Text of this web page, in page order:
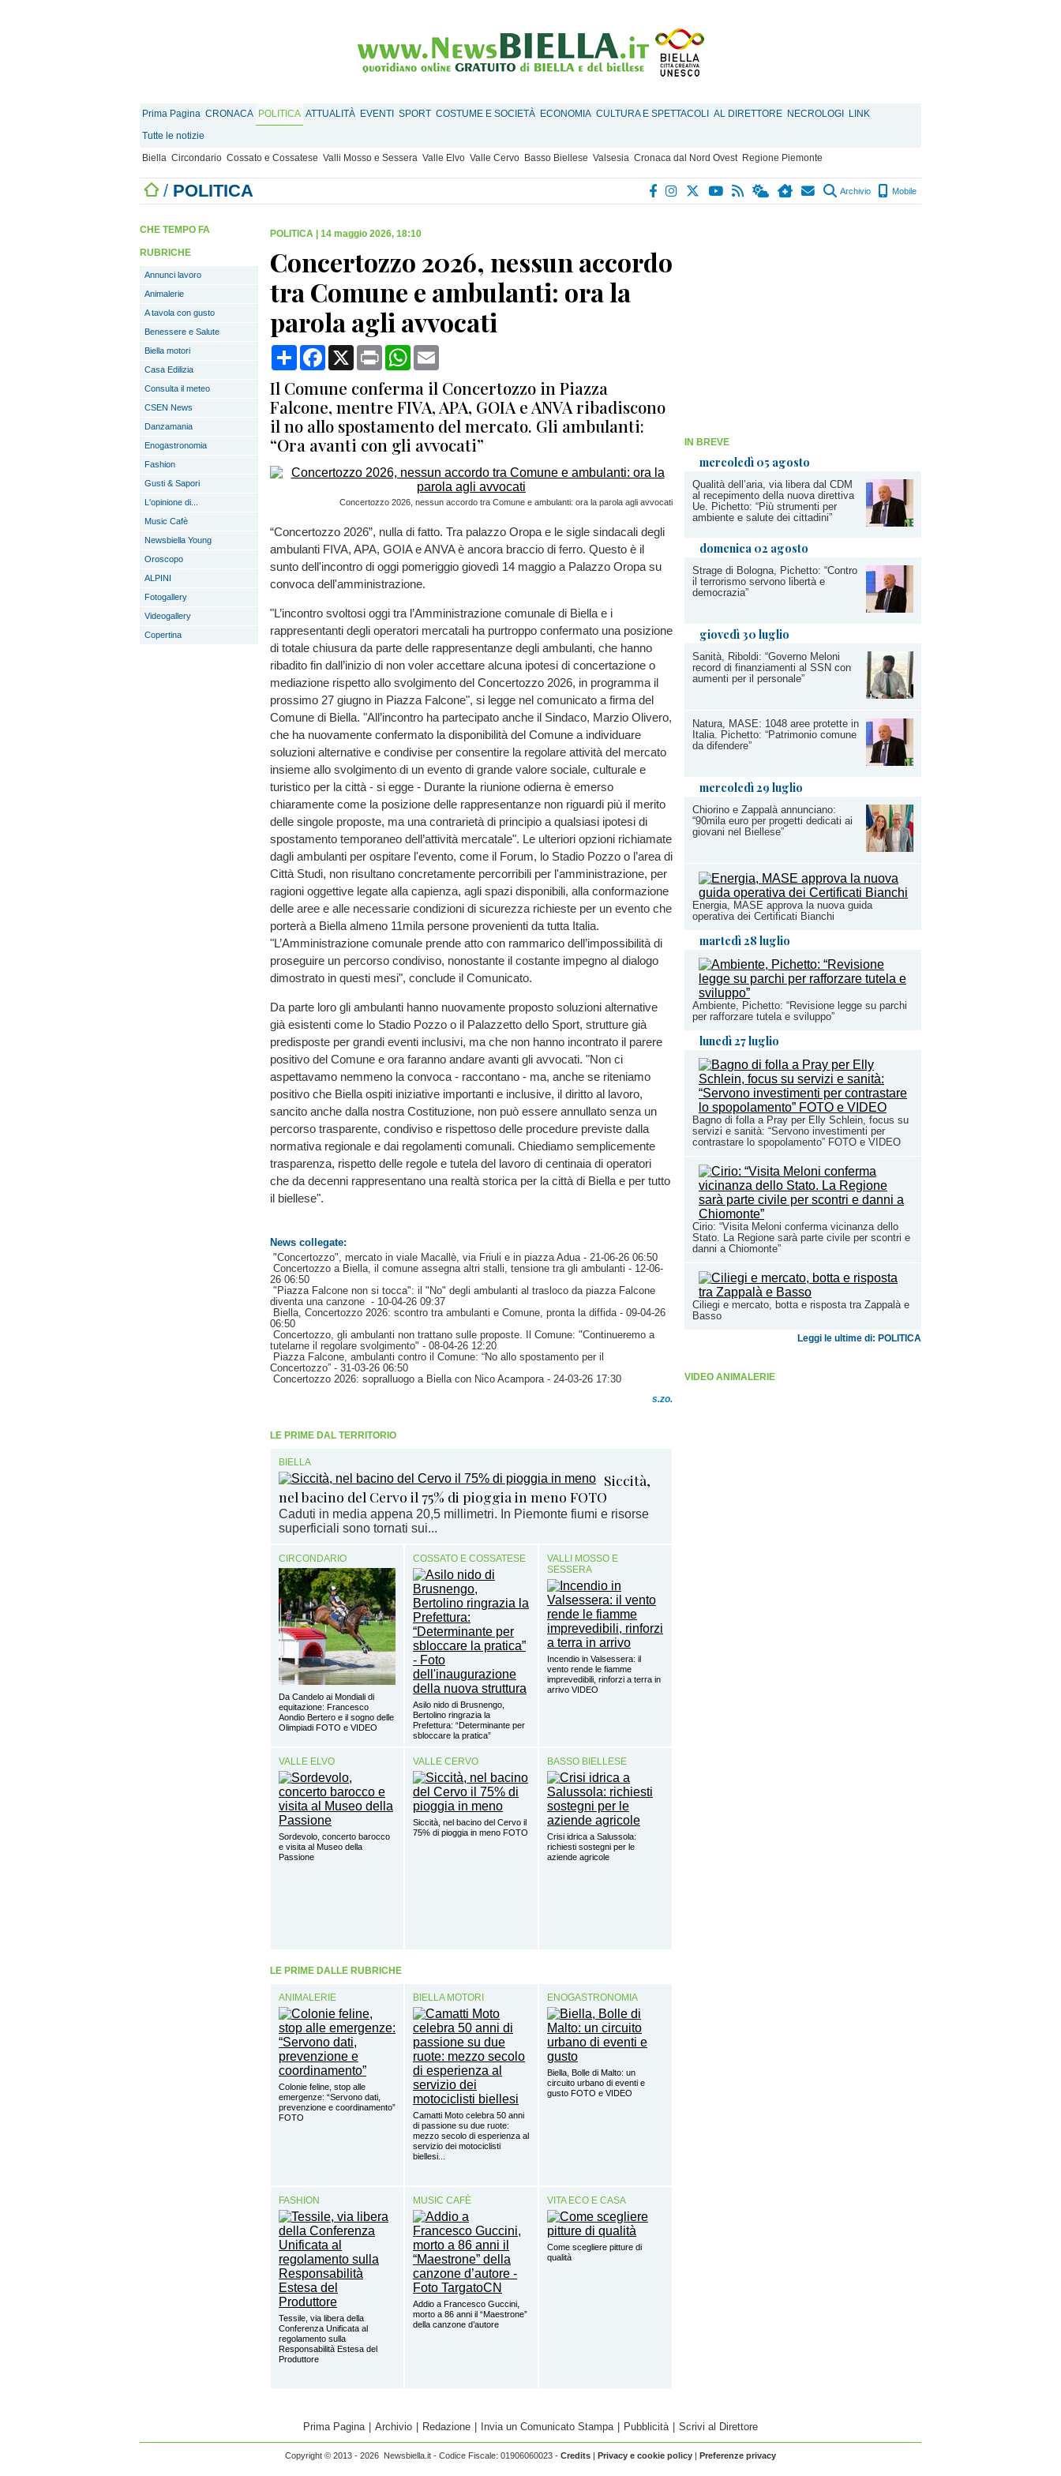
Prima Pagina CRONACA POLITICA ATTUALITÀ EVENTI SPORT COSTUME E SOCIETÀ ECONOMIA CULTURA E SPETTACOLI AL DIRETTORE NECROLOGI
LINK
Tutte le notizie
Biella Circondario Cossato e Cossatese Valli Mosso e Sessera Valle Elvo Valle Cervo Basso Biellese Valsesia Cronaca dal Nord Ovest Regione Piemonte
/ POLITICA Archivio Mobile
IN BREVE
mercoledì 05 agosto
Qualità dell’aria, via libera dal CDM
al recepimento della nuova direttiva
Ue. Pichetto: “Più strumenti per
ambiente e salute dei cittadini”
domenica 02 agosto
Strage di Bologna, Pichetto: “Contro
il terrorismo servono libertà e
democrazia”
giovedì 30 luglio
Sanità, Riboldi: “Governo Meloni
record di finanziamenti al SSN con
aumenti per il personale”
Natura, MASE: 1048 aree protette in
Italia. Pichetto: “Patrimonio comune
da difendere”
mercoledì 29 luglio
Chiorino e Zappalà annunciano:
“90mila euro per progetti dedicati ai
giovani nel Biellese”
Energia, MASE approva la nuova guida
operativa dei Certificati Bianchi
martedì 28 luglio
Ambiente, Pichetto: “Revisione legge su parchi
per rafforzare tutela e sviluppo”
lunedì 27 luglio
Bagno di folla a Pray per Elly Schlein, focus su
servizi e sanità: “Servono investimenti per
contrastare lo spopolamento” FOTO e VIDEO
Cirio: “Visita Meloni conferma vicinanza dello
Stato. La Regione sarà parte civile per scontri e
danni a Chiomonte”
Ciliegi e mercato, botta e risposta tra Zappalà e
Basso
Leggi le ultime di: POLITICA
VIDEO ANIMALERIE
CHE TEMPO FA
RUBRICHE
Annunci lavoro
Animalerie
A tavola con gusto
Benessere e Salute
Biella motori
Casa Edilizia
Consulta il meteo
CSEN News
Danzamania
Enogastronomia
Fashion
Gusti & Sapori
L'opinione di...
Music Cafè
Newsbiella Young
Oroscopo
ALPINI
Fotogallery
Videogallery
Copertina
POLITICA 14 maggio 2026, 18:10
Concertozzo 2026, nessun accordo
tra Comune e ambulanti: ora la
parola agli avvocati
CondividiFacebook
X Print WhatsApp
Il Comune conferma il Concertozzo in Piazza
Falcone, mentre FIVA, APA, GOIA e ANVA ribadiscono
il no allo spostamento del mercato. Gli ambulanti:
“Ora avanti con gli avvocati”
Concertozzo 2026, nessun accordo tra Comune e ambulanti: ora la parola agli avvocati
“Concertozzo 2026”, nulla di fatto. Tra palazzo Oropa e le sigle sindacali degli
ambulanti FIVA, APA, GOIA e ANVA è ancora braccio di ferro. Questo è il
sunto dell'incontro di oggi pomeriggio giovedì 14 maggio a Palazzo Oropa su
convoca dell'amministrazione.
"L’incontro svoltosi oggi tra l’Amministrazione comunale di Biella e i
rappresentanti degli operatori mercatali ha purtroppo confermato una posizione
di totale chiusura da parte delle rappresentanze degli ambulanti, che hanno
ribadito fin dall’inizio di non voler accettare alcuna ipotesi di concertazione o
mediazione rispetto allo svolgimento del Concertozzo 2026, in programma il
prossimo 27 giugno in Piazza Falcone", si legge nel comunicato a firma del
Comune di Biella. "All’incontro ha partecipato anche il Sindaco, Marzio Olivero,
che ha nuovamente confermato la disponibilità del Comune a individuare
soluzioni alternative e condivise per consentire la regolare attività del mercato
insieme allo svolgimento di un evento di grande valore sociale, culturale e
turistico per la città - si egge - Durante la riunione odierna è emerso
chiaramente come la posizione delle rappresentanze non riguardi più il merito
delle singole proposte, ma una contrarietà di principio a qualsiasi ipotesi di
spostamento temporaneo dell’attività mercatale". Le ulteriori opzioni richiamate
dagli ambulanti per ospitare l'evento, come il Forum, lo Stadio Pozzo o l’area di
Città Studi, non risultano concretamente percorribili per l'amministrazione, per
ragioni oggettive legate alla capienza, agli spazi disponibili, alla conformazione
delle aree e alle necessarie condizioni di sicurezza richieste per un evento che
porterà a Biella almeno 11mila persone provenienti da tutta Italia.
"L’Amministrazione comunale prende atto con rammarico dell’impossibilità di
proseguire un percorso condiviso, nonostante il costante impegno al dialogo
dimostrato in questi mesi", conclude il Comunicato.
Da parte loro gli ambulanti hanno nuovamente proposto soluzioni alternative
già esistenti come lo Stadio Pozzo o il Palazzetto dello Sport, strutture già
predisposte per grandi eventi inclusivi, ma che non hanno incontrato il parere
positivo del Comune e ora faranno andare avanti gli avvocati. "Non ci
aspettavamo nemmeno la convoca - raccontano - ma, anche se riteniamo
positivo che Biella ospiti iniziative importanti e inclusive, il diritto al lavoro,
sancito anche dalla nostra Costituzione, non può essere annullato senza un
percorso trasparente, condiviso e rispettoso delle procedure previste dalla
normativa regionale e dai regolamenti comunali. Chiediamo semplicemente
trasparenza, rispetto delle regole e tutela del lavoro di centinaia di operatori
che da decenni rappresentano una realtà storica per la città di Biella e per tutto
il biellese".
News collegate:
"Concertozzo", mercato in viale Macallè, via Friuli e in piazza Adua - 21-06-26 06:50
Concertozzo a Biella, il comune assegna altri stalli, tensione tra gli ambulanti - 12-06-
26 06:50
"Piazza Falcone non si tocca": il "No" degli ambulanti al trasloco da piazza Falcone
diventa una canzone - 10-04-26 09:37
Biella, Concertozzo 2026: scontro tra ambulanti e Comune, pronta la diffida - 09-04-26
06:50
Concertozzo, gli ambulanti non trattano sulle proposte. Il Comune: "Continueremo a
tutelarne il regolare svolgimento" - 08-04-26 12:20
Piazza Falcone, ambulanti contro il Comune: “No allo spostamento per il
Concertozzo” - 31-03-26 06:50
Concertozzo 2026: sopralluogo a Biella con Nico Acampora - 24-03-26 17:30
s.zo.
LE PRIME DAL TERRITORIO
BIELLA
Siccità,
nel bacino del Cervo il 75% di pioggia in meno FOTO
Caduti in media appena 20,5 millimetri. In Piemonte fiumi e risorse
superficiali sono tornati sui...
CIRCONDARIO
Da Candelo ai Mondiali di
equitazione: Francesco
Aondio Bertero e il sogno delle
Olimpiadi FOTO e VIDEO
COSSATO E COSSATESE
Asilo nido di Brusnengo,
Bertolino ringrazia la
Prefettura: “Determinante per
sbloccare la pratica”
VALLI MOSSO E
SESSERA
Incendio in Valsessera: il
vento rende le fiamme
imprevedibili, rinforzi a terra in
arrivo VIDEO
VALLE ELVO
Sordevolo, concerto barocco
e visita al Museo della
Passione
VALLE CERVO
Siccità, nel bacino del Cervo il
75% di pioggia in meno FOTO
BASSO BIELLESE
Crisi idrica a Salussola:
richiesti sostegni per le
aziende agricole
LE PRIME DALLE RUBRICHE
ANIMALERIE
Colonie feline, stop alle
emergenze: “Servono dati,
prevenzione e coordinamento”
FOTO
BIELLA MOTORI
Camatti Moto celebra 50 anni
di passione su due ruote:
mezzo secolo di esperienza al
servizio dei motociclisti
biellesi...
ENOGASTRONOMIA
Biella, Bolle di Malto: un
circuito urbano di eventi e
gusto FOTO e VIDEO
FASHION
Tessile, via libera della
Conferenza Unificata al
regolamento sulla
Responsabilità Estesa del
Produttore
MUSIC CAFÈ
Addio a Francesco Guccini,
morto a 86 anni il “Maestrone”
della canzone d’autore
VITA ECO E CASA
Come scegliere pitture di
qualità
Prima Pagina Archivio Redazione Invia un Comunicato Stampa Pubblicità Scrivi al Direttore
Copyright © 2013 - 2026 Newsbiella.it - Codice Fiscale: 01906060023 - Credits Privacy e cookie policy Preferenze privacy